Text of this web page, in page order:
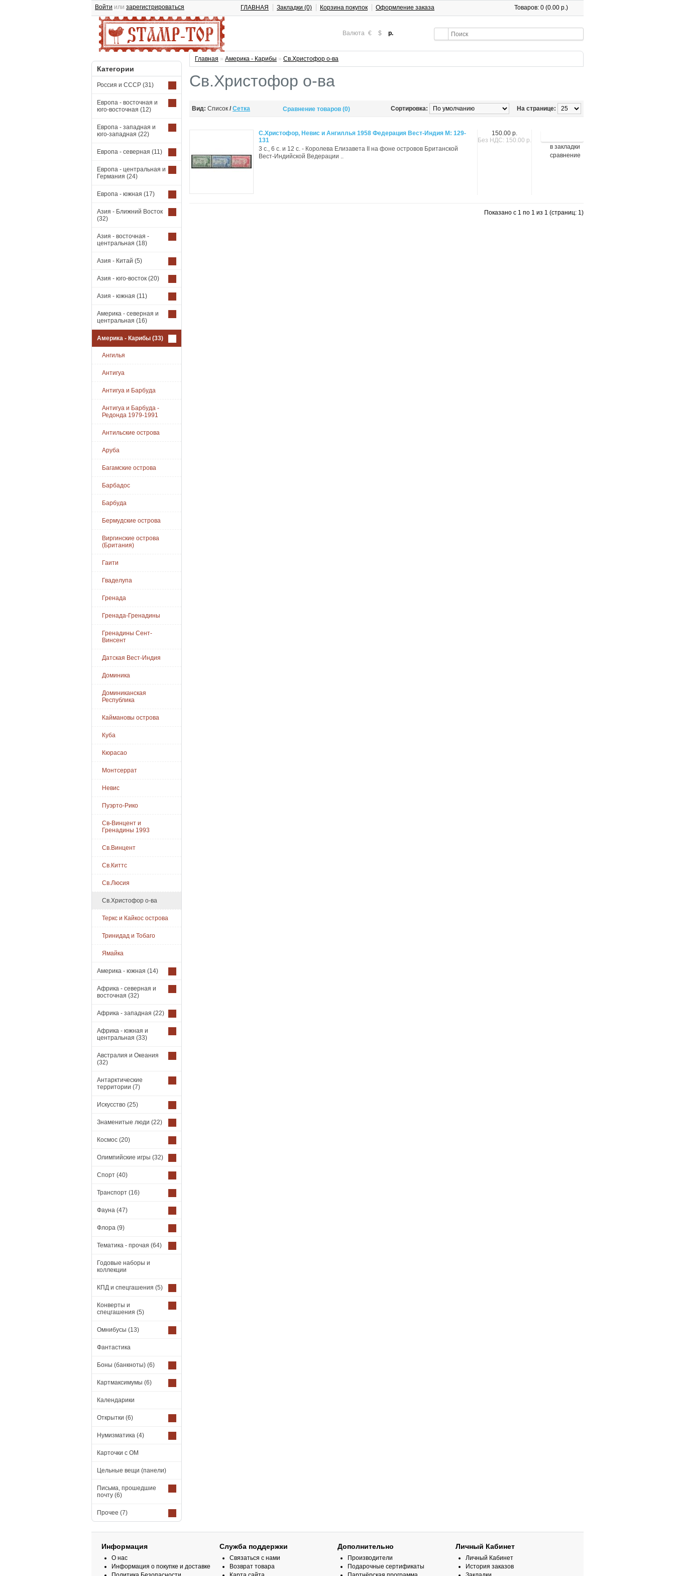
Валюта € $ р.
Товаров: 0 (0.00 р.)
Войти или зарегистрироваться ГЛАВНАЯ Закладки (0) Корзина покупок Оформление заказа
Категории
Россия и СССР (31)
Европа - восточная и
юго-восточная (12)
Европа - западная и
юго-западная (22)
Европа - северная (11)
Европа - центральная и
Германия (24)
Европа - южная (17)
Азия - Ближний Восток
(32)
Азия - восточная -
центральная (18)
Азия - Китай (5)
Азия - юго-восток (20)
Азия - южная (11)
Америка - северная и
центральная (16)
Америка - Карибы (33)
Ангилья
Антигуа
Антигуа и Барбуда
Антигуа и Барбуда -
Редонда 1979-1991
Антильские острова
Аруба
Багамские острова
Барбадос
Барбуда
Бермудские острова
Виргинские острова
(Британия)
Гаити
Гваделупа
Гренада
Гренада-Гренадины
Гренадины Сент-
Винсент
Датская Вест-Индия
Доминика
Доминиканская
Республика
Каймановы острова
Куба
Кюрасао
Монтсеррат
Невис
Пуэрто-Рико
Св-Винцент и
Гренадины 1993
Св.Винцент
Св.Киттс
Св.Люсия
Св.Христофор о-ва
Теркс и Кайкос острова
Тринидад и Тобаго
Ямайка
Америка - южная (14)
Африка - северная и
восточная (32)
Африка - западная (22)
Африка - южная и
центральная (33)
Австралия и Океания
(32)
Антарктические
территории (7)
Искусство (25)
Знаменитые люди (22)
Космос (20)
Олимпийские игры (32)
Спорт (40)
Транспорт (16)
Фауна (47)
Флора (9)
Тематика - прочая (64)
Годовые наборы и
коллекции
КПД и спецгашения (5)
Конверты и
спецгашения (5)
Омнибусы (13)
Фантастика
Боны (банкноты) (6)
Картмаксимумы (6)
Календарики
Открытки (6)
Нумизматика (4)
Карточки с ОМ
Цельные вещи (панели)
Письма, прошедшие
почту (6)
Прочее (7)
Главная » Америка - Карибы » Св.Христофор о-ва
Св.Христофор о-ва
Вид: Список / Сетка На странице:
Сравнение товаров (0) Сортировка:
в закладки
сравнение
150.00 р.
Без НДС: 150.00 р.
С.Христофор, Невис и Ангиллья 1958 Федерация Вест-Индия М: 129-
131
3 с., 6 с. и 12 с. - Королева Елизавета II на фоне островов Британской
Вест-Индийской Ведерации ..
Показано с 1 по 1 из 1 (страниц: 1)
Информация
О нас
Информация о покупке и доставке
Служба поддержки
Связаться с нами
Возврат товара
Дополнительно
Производители
Подарочные сертификаты
Личный Кабинет
Личный Кабинет
История заказов